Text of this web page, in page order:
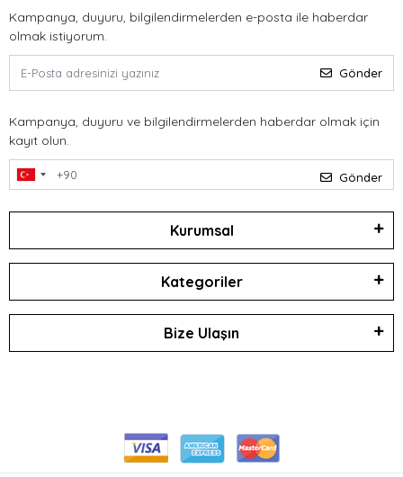
Kampanya, duyuru, bilgilendirmelerden e-posta ile haberdar
olmak istiyorum.
Gönder
Kampanya, duyuru ve bilgilendirmelerden haberdar olmak için
kayıt olun.
Gönder
Kurumsal
Kategoriler
Bize Ulaşın